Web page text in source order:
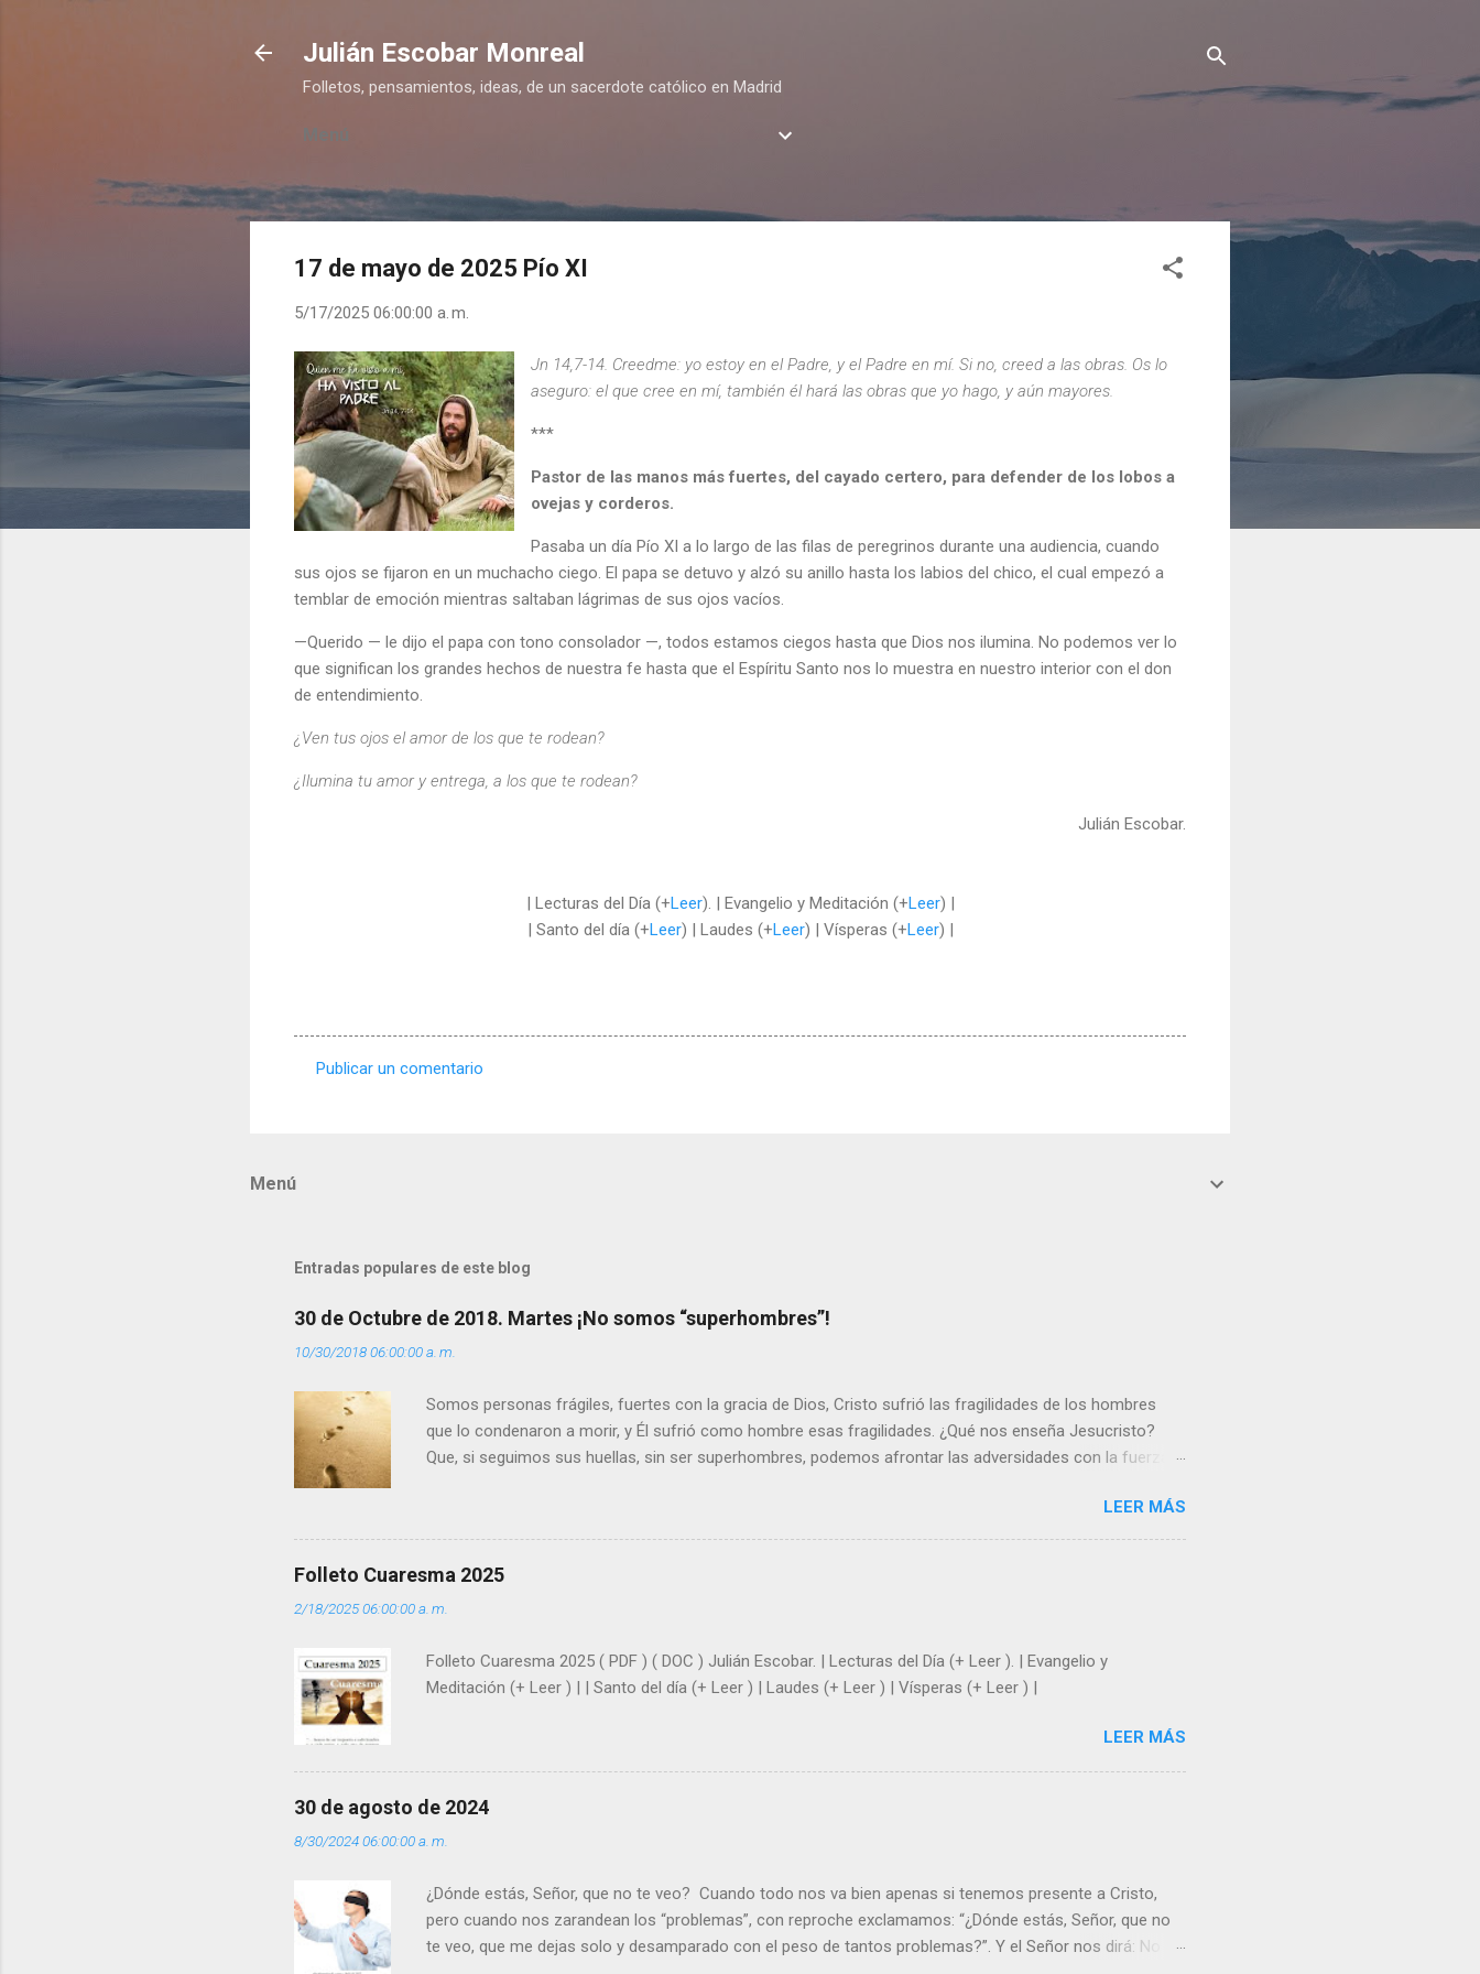
Julián Escobar Monreal
Folletos, pensamientos, ideas, de un sacerdote católico en Madrid
Menú
17 de mayo de 2025 Pío XI
5/17/2025 06:00:00 a. m.
Jn 14,7-14. Creedme: yo estoy en el Padre, y el Padre en mí. Si no, creed a las obras. Os lo
aseguro: el que cree en mí, también él hará las obras que yo hago, y aún mayores.
***
Pastor de las manos más fuertes, del cayado certero, para defender de los lobos a
ovejas y corderos.
Pasaba un día Pío XI a lo largo de las filas de peregrinos durante una audiencia, cuando
sus ojos se fijaron en un muchacho ciego. El papa se detuvo y alzó su anillo hasta los labios del chico, el cual empezó a
temblar de emoción mientras saltaban lágrimas de sus ojos vacíos.
—Querido — le dijo el papa con tono consolador —, todos estamos ciegos hasta que Dios nos ilumina. No podemos ver lo
que significan los grandes hechos de nuestra fe hasta que el Espíritu Santo nos lo muestra en nuestro interior con el don
de entendimiento.
¿Ven tus ojos el amor de los que te rodean?
¿Ilumina tu amor y entrega, a los que te rodean?
Julián Escobar.
| Lecturas del Día (+Leer). | Evangelio y Meditación (+Leer) |
| Santo del día (+Leer) | Laudes (+Leer) | Vísperas (+Leer) |
a
Publicar un comentario
Menú
Entradas populares de este blog
30 de Octubre de 2018. Martes ¡No somos “superhombres”!
10/30/2018 06:00:00 a. m.
Somos personas frágiles, fuertes con la gracia de Dios, Cristo sufrió las fragilidades de los hombres
que lo condenaron a morir, y Él sufrió como hombre esas fragilidades. ¿Qué nos enseña Jesucristo?
Que, si seguimos sus huellas, sin ser superhombres, podemos afrontar las adversidades con la fuerza y
que los demás se sientan acompañados y protegidos por nosotros. “ Señor, soy un árbol sin frutos,
pero tú me das la savia para que al menos mis ramas y hojas den sombra en los días del sol abrasador
”. - ¿Te sientes super hombre? - ¿Superas tu fragilidad con la gracia de Dios? Julián Escobar. | Lecturas
(+ Leer ) |
LEER MÁS
Folleto Cuaresma 2025
2/18/2025 06:00:00 a. m.
Folleto Cuaresma 2025 ( PDF ) ( DOC ) Julián Escobar. | Lecturas del Día (+ Leer ). | Evangelio y
Meditación (+ Leer ) | | Santo del día (+ Leer ) | Laudes (+ Leer ) | Vísperas (+ Leer ) |
LEER MÁS
30 de agosto de 2024
8/30/2024 06:00:00 a. m.
¿Dónde estás, Señor, que no te veo? Cuando todo nos va bien apenas si tenemos presente a Cristo,
pero cuando nos zarandean los “problemas”, con reproche exclamamos: “¿Dónde estás, Señor, que no
te veo, que me dejas solo y desamparado con el peso de tantos problemas?”. Y el Señor nos dirá: No